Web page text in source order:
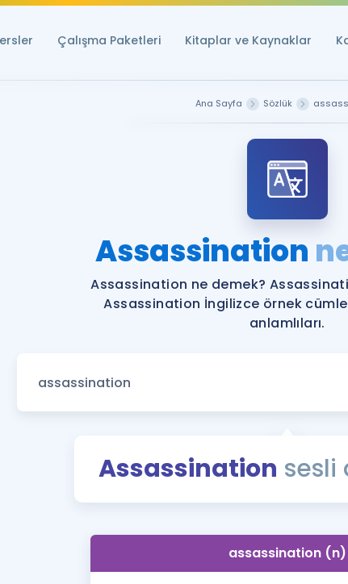
Çalışma Paketleri Kitaplar ve Kaynaklar
Ana Sayfa Sözlük
Assassination
Assassination ne demek?
Assassination İngilizce örnek
anlamlıları.
Assassination sesli
assassination (n)